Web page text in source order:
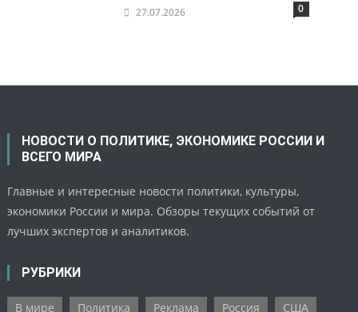
27.07.2026 0
НОВОСТИ О ПОЛИТИКЕ, ЭКОНОМИКЕ РОССИИ И
ВСЕГО МИРА
Главные и интересные новости политики, культуры,
экономики России и мира. Обзоры текущих событий от
лучших экспертов и аналитиков.
РУБРИКИ
В мире Политика Реклама Россия США